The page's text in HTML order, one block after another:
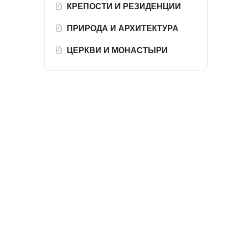
КРЕПОСТИ И РЕЗИДЕНЦИИ
ПРИРОДА И АРХИТЕКТУРА
ЦЕРКВИ И МОНАСТЫРИ